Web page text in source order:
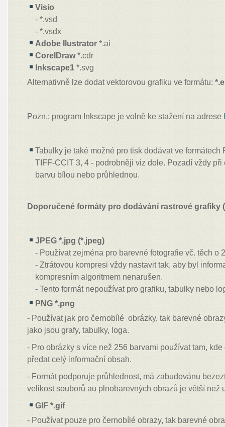
Visio
- *.vsd
- *.vsdx
Adobe Ilustrator *.ai
CorelDraw*.cdr
Inkscape1 *.svg
Alternativně lze dodat vektorovou grafiku ve formátu:
Pozn.: program Inkscape je volně ke stažení na adrese
Tabulky je také možné pro tisk dodávat ve formátech
TIFF-CCIT 3, 4 - podrobněji viz dole. Pozadí vždy při
barvu bílou nebo průhlednou.
Doporučené formáty pro dodávání rastrové grafiky
JPEG *.jpg (*.jpeg)
- Používat zejména pro barevné fotografie vč. těch o
- Ztrátovou kompresi vždy nastavit tak, aby byl
kompresním algoritmem nenarušen.
- Tento formát nepoužívat pro grafiku, tabulky nebo
PNG *.png
- Používat jak pro černobílé obrázky, tak barevné
jako jsou grafy, tabulky, loga.
- Pro obrázky s více než 256 barvami používat tam,
předat celý informační obsah.
- Formát podporuje průhlednost, má zabudovánu
velikost souborů au plnobarevných obrazů je větší než
GIF *.gif
- Používat pouze pro černobílé obrazy, tak barevné